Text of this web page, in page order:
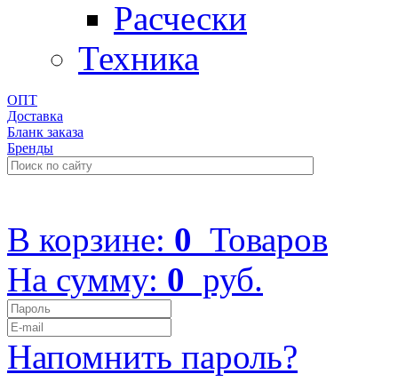
Расчески
Техника
ОПТ
Доставка
Бланк заказа
Бренды
В корзине: 0 Товаров
На сумму: 0 руб.
Напомнить пароль?